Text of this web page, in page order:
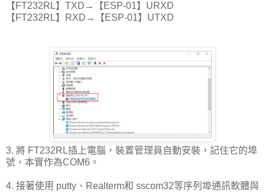
【FT232RL】TXD→【ESP-01】URXD
【FT232RL】RXD→【ESP-01】UTXD
3. 將 FT232RL插上電腦，裝置管理員自動安裝，記住它的埠
號，本實作為COM6。
4. 接著使用 putty、Realterm和 sscom32等序列埠通訊軟體與